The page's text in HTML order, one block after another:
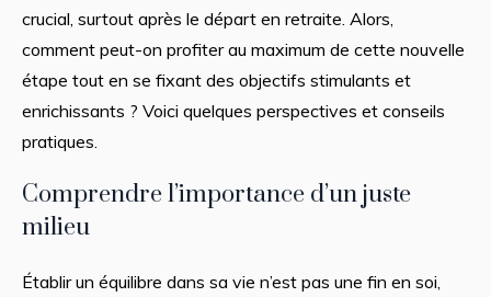
crucial, surtout après le départ en retraite. Alors,
comment peut-on profiter au maximum de cette nouvelle
étape tout en se fixant des objectifs stimulants et
enrichissants ? Voici quelques perspectives et conseils
pratiques.
Comprendre l’importance d’un juste
milieu
Établir un équilibre dans sa vie n’est pas une fin en soi,